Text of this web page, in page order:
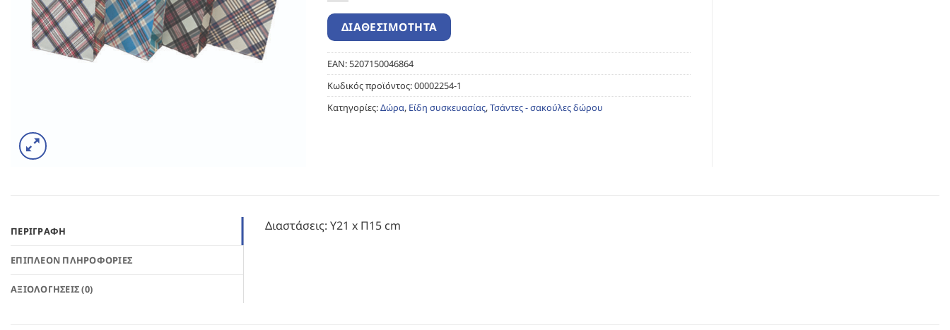
EAN: 5207150046864
Κωδικός προϊόντος:00002254-1
Κατηγορίες:Δώρα, Είδη συσκευασίας,Τσάντες - σακούλες δώρου
ΠΕΡΙΓΡΑΦΉ
ΕΠΙΠΛΈΟΝ ΠΛΗΡΟΦΟΡΊΕΣ
ΑΞΙΟΛΟΓΉΣΕΙΣ (0)
Διαστάσεις: Υ21 x Π15 cm